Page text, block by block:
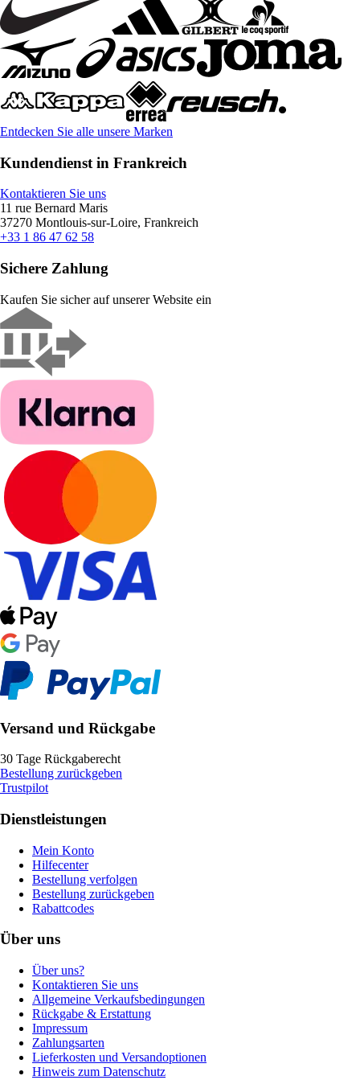
Entdecken Sie alle unsere Marken
Kundendienst in Frankreich
Kontaktieren Sie uns
11 rue Bernard Maris
37270 Montlouis-sur-Loire, Frankreich
+33 1 86 47 62 58
Sichere Zahlung
Kaufen Sie sicher auf unserer Website ein
Versand und Rückgabe
30 Tage Rückgaberecht
Bestellung zurückgeben
Trustpilot
Dienstleistungen
Mein Konto
Hilfecenter
Bestellung verfolgen
Bestellung zurückgeben
Rabattcodes
Über uns
Über uns?
Kontaktieren Sie uns
Allgemeine Verkaufsbedingungen
Rückgabe & Erstattung
Impressum
Zahlungsarten
Lieferkosten und Versandoptionen
Hinweis zum Datenschutz